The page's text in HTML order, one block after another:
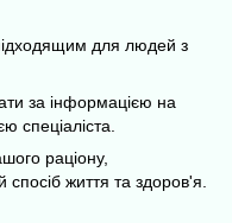
для людей з
за інформацією на
спеціаліста.
раціону,
життя та здоров'я.